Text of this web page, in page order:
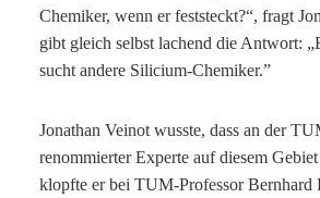
Chemiker, wenn er feststeckt?“, fragt
gibt gleich selbst lachend die Antwort:
sucht andere Silicium-Chemiker.”
Jonathan Veinot wusste, dass an der
renommierter Experte auf diesem
klopfte er bei TUM-Professor Bernhard